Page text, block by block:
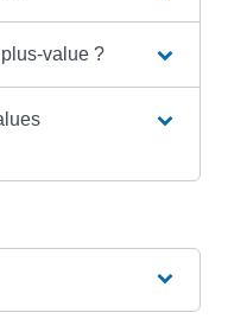
value ?